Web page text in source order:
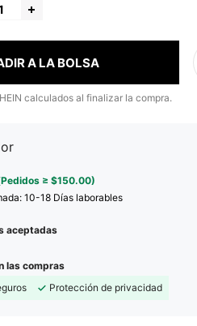
A LA BOLSA
calculados al finalizar la compra.
≥ $150.00)
10-18 Días laborables
aceptadas
las compras
Protección de privacidad